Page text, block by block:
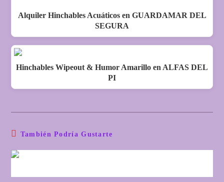
Alquiler Hinchables Acuáticos en GUARDAMAR DEL
SEGURA
Hinchables Wipeout & Humor Amarillo en ALFAS DEL
PI
También Podría Gustarte